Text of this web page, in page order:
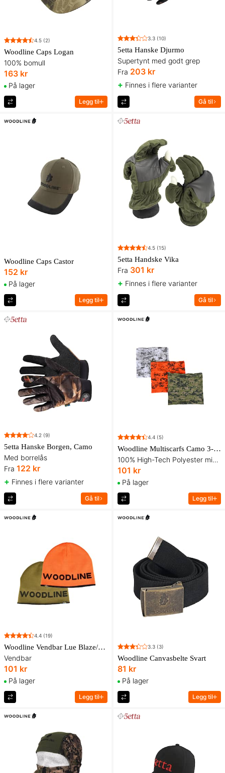
4.5 (2)
Woodline Caps Logan
100% bomull
163 kr
På lager
Legg til
3.3 (10)
5etta Hanske Djurmo
Supertynt med godt grep
Fra 203 kr
+ Finnes i flere varianter
Gå til
Woodline Caps Castor
152 kr
På lager
Legg til
4.5 (15)
5etta Handske Vika
Fra 301 kr
+ Finnes i flere varianter
Gå til
4.2 (9)
5etta Hanske Borgen, Camo
Med borrelås
Fra 122 kr
+ Finnes i flere varianter
Gå til
4.4 (5)
Woodline Multiscarfs Camo 3-pakning
100% High-Tech Polyester mikrofiber
101 kr
På lager
Legg til
4.4 (19)
Woodline Vendbar Lue Blaze/Grønn
Vendbar
101 kr
På lager
Legg til
3.3 (3)
Woodline Canvasbelte Svart
81 kr
På lager
Legg til